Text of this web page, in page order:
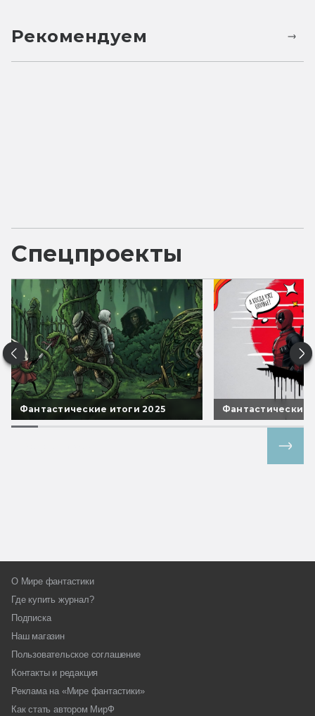
Рекомендуем
Спецпроекты
Фантастические итоги 2025 Фантастические
О Мире фантастики
Где купить журнал?
Подписка
Наш магазин
Пользовательское соглашение
Контакты и редакция
Реклама на «Мире фантастики»
Как стать автором МирФ